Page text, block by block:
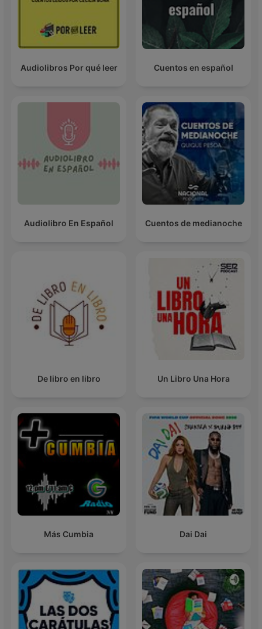
Audiolibros Por qué leer Cuentos en español
Audiolibro En Español Cuentos de medianoche
De libro en libro Un Libro Una Hora
Más Cumbia Dai Dai